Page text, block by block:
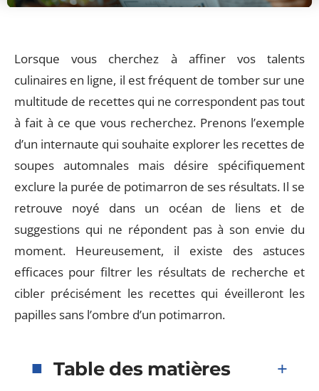
Lorsque vous cherchez à affiner vos talents
culinaires en ligne, il est fréquent de tomber sur une
multitude de recettes qui ne correspondent pas tout
à fait à ce que vous recherchez. Prenons l’exemple
d’un internaute qui souhaite explorer les recettes de
soupes automnales mais désire spécifiquement
exclure la purée de potimarron de ses résultats. Il se
retrouve noyé dans un océan de liens et de
suggestions qui ne répondent pas à son envie du
moment. Heureusement, il existe des astuces
efficaces pour filtrer les résultats de recherche et
cibler précisément les recettes qui éveilleront les
papilles sans l’ombre d’un potimarron.
Table des matières